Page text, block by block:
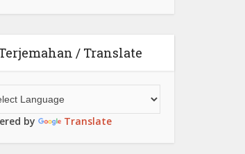
/ Translate
by Translate